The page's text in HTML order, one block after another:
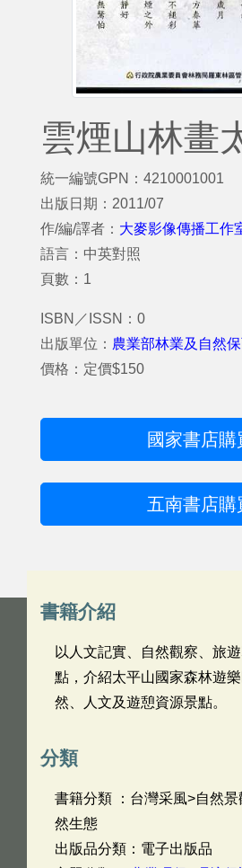
雲煙山林畫
統一編號GPN：4210001001
出版日期：2011/07
作/編/譯者： 大麥影像傳播工作
語言：中英對照
頁數：1
ISBN／ISSN：0
出版單位： 農業部林業及自然
價格：定價$150
國家書店購
五南書店購
書籍介紹
以人文記實、自然觀察、旅
點，介紹太平山國家森林遊
然、人文及遊憩資源景點。
分類
書籍分類 ：台灣采風>自然
然生態
出版品分類：電子出版品